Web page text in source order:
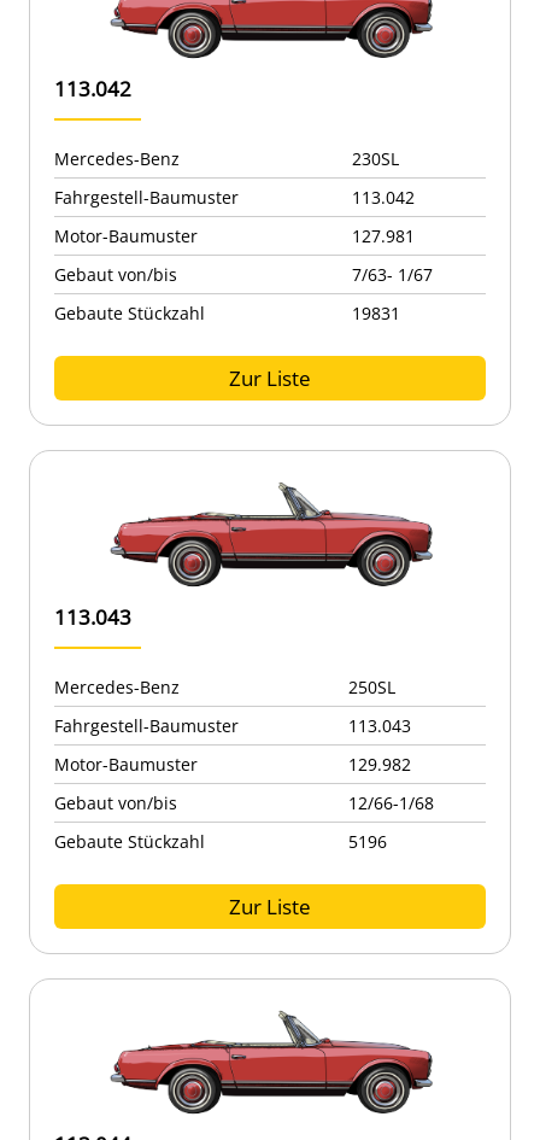
113.042
Mercedes-Benz
230SL
Fahrgestell-Baumuster
113.042
Motor-Baumuster
127.981
Gebaut von/bis
7/63- 1/67
Gebaute Stückzahl
19831
Zur Liste
113.043
Mercedes-Benz
250SL
Fahrgestell-Baumuster
113.043
Motor-Baumuster
129.982
Gebaut von/bis
12/66-1/68
Gebaute Stückzahl
5196
Zur Liste